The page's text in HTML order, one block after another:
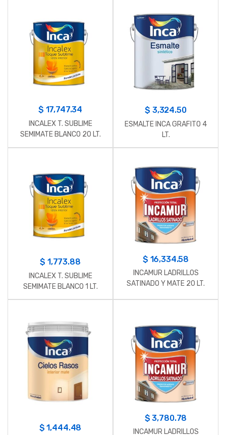
$ 17,747.34
INCALEX T. SUBLIME
SEMIMATE BLANCO 20 LT.
$ 3,324.50
ESMALTE INCA GRAFITO 4
LT.
$ 1,773.88
INCALEX T. SUBLIME
SEMIMATE BLANCO 1 LT.
$ 16,334.58
INCAMUR LADRILLOS
SATINADO Y MATE 20 LT.
$1,444.48
$3,780.78
INCAMUR LADRILLOS